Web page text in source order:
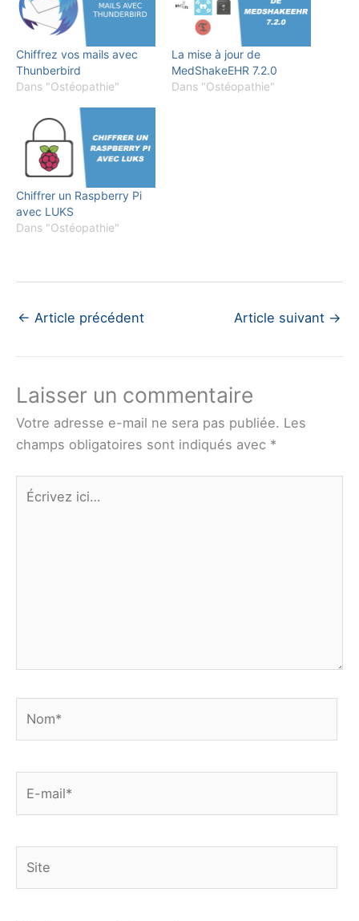
Chiffrez vos mails avec
Thunberbird
Dans "Ostéopathie"
La mise à jour de
MedShakeEHR 7.2.0
Dans "Ostéopathie"
Chiffrer un Raspberry Pi
avec LUKS
Dans "Ostéopathie"
← Article précédent Article suivant →
Laisser un commentaire
Votre adresse e-mail ne sera pas publiée. Les
champs obligatoires sont indiqués avec *
Écrivez
ici…
mail*